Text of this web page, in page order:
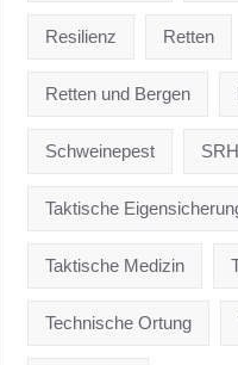
Resilienz Retten
Retten und Bergen
Schweinepest
Taktische
Taktische Medizin
Technische Ortung